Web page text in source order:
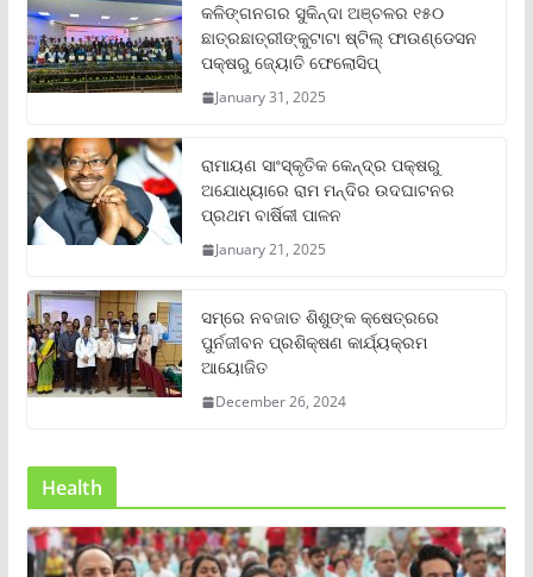
କଳିଙ୍ଗନଗର ସୁକିନ୍ଦା ଅଞ୍ଚଳର ୧୫୦
ଛାତ୍ରଛାତ୍ରୀଙ୍କୁଟାଟା ଷ୍ଟିଲ୍ ଫାଉଣ୍ଡେସନ
ପକ୍ଷରୁ ଜ୍ୟୋତି ଫେଲୋସିପ୍‌
January 31, 2025
ରାମାୟଣ ସାଂସ୍କୃତିକ କେନ୍ଦ୍ର ପକ୍ଷରୁ
ଅଯୋଧ୍ୟାରେ ରାମ ମନ୍ଦିର ଉଦଘାଟନର
ପ୍ରଥମ ବାର୍ଷିକୀ ପାଳନ
January 21, 2025
ସମ୍‌ରେ ନବଜାତ ଶିଶୁଙ୍କ କ୍ଷେତ୍ରରେ
ପୁର୍ନଜୀବନ ପ୍ରଶିକ୍ଷଣ କାର୍ଯ୍ୟକ୍ରମ
ଆୟୋଜିତ
December 26, 2024
Health